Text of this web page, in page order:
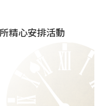
精心安排活動